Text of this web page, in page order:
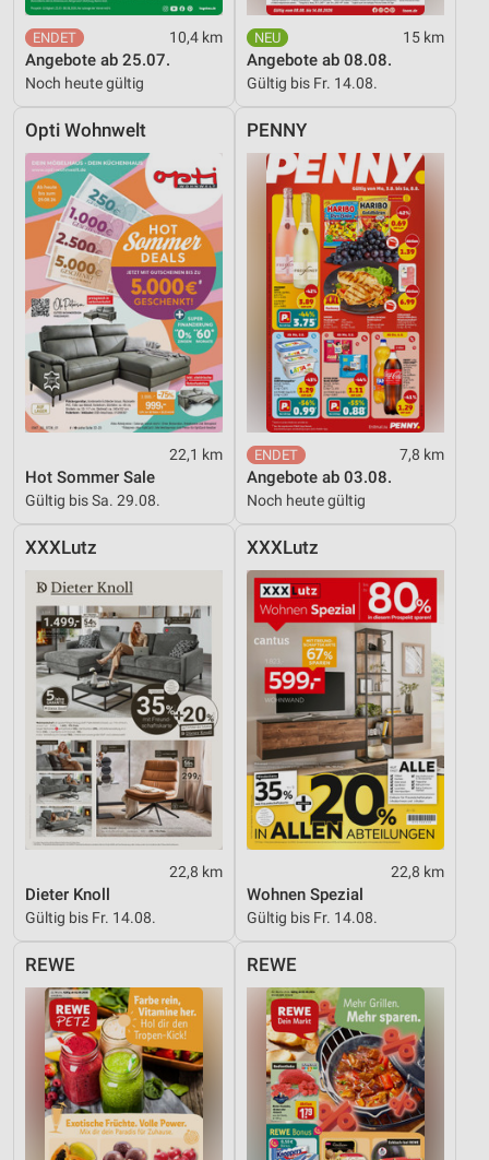
10,4 km
Angebote ab 25.07.
Noch heute gültig
15 km
Angebote ab 08.08.
Gültig bis Fr. 14.08.
Opti Wohnwelt
22,1 km
Hot Sommer Sale
Gültig bis Sa. 29.08.
PENNY
7,8 km
Angebote ab 03.08.
Noch heute gültig
XXXLutz
22,8 km
Dieter Knoll
Gültig bis Fr. 14.08.
XXXLutz
22,8 km
Wohnen Spezial
Gültig bis Fr. 14.08.
REWE REWE